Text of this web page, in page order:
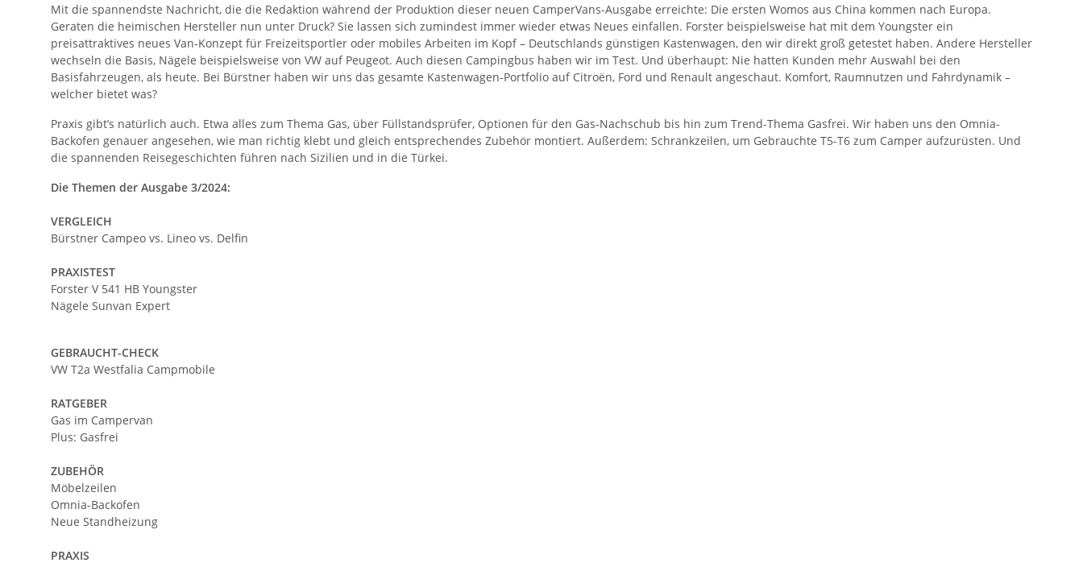
Mit die spannendste Nachricht, die die Redaktion während der Produktion dieser neuen CamperVans-Ausgabe erreichte: Die ersten Womos aus China kommen nach Europa.
Geraten die heimischen Hersteller nun unter Druck? Sie lassen sich zumindest immer wieder etwas Neues einfallen. Forster beispielsweise hat mit dem Youngster ein
preisattraktives neues Van-Konzept für Freizeitsportler oder mobiles Arbeiten im Kopf – Deutschlands günstigen Kastenwagen, den wir direkt groß getestet haben. Andere Hersteller
wechseln die Basis, Nägele beispielsweise von VW auf Peugeot. Auch diesen Campingbus haben wir im Test. Und überhaupt: Nie hatten Kunden mehr Auswahl bei den
Basisfahrzeugen, als heute. Bei Bürstner haben wir uns das gesamte Kastenwagen-Portfolio auf Citroën, Ford und Renault angeschaut. Komfort, Raumnutzen und Fahrdynamik –
welcher bietet was?
Praxis gibt’s natürlich auch. Etwa alles zum Thema Gas, über Füllstandsprüfer, Optionen für den Gas-Nachschub bis hin zum Trend-Thema Gasfrei. Wir haben uns den Omnia-
Backofen genauer angesehen, wie man richtig klebt und gleich entsprechendes Zubehör montiert. Außerdem: Schrankzeilen, um Gebrauchte T5-T6 zum Camper aufzurüsten. Und
die spannenden Reisegeschichten führen nach Sizilien und in die Türkei.
Die Themen der Ausgabe 3/2024:
VERGLEICH
Bürstner Campeo vs. Lineo vs. Delfin
PRAXISTEST
Forster V 541 HB Youngster
Nägele Sunvan Expert
GEBRAUCHT-CHECK
VW T2a Westfalia Campmobile
RATGEBER
Gas im Campervan
Plus: Gasfrei
ZUBEHÖR
Möbelzeilen
Omnia-Backofen
Neue Standheizung
PRAXIS